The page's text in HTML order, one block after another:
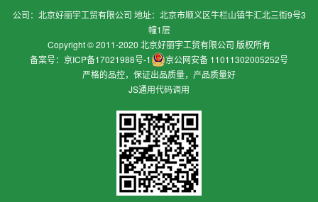
公司：北京好丽宇工贸有限公司 地址：北京市顺义区牛栏山镇牛汇北三街9号3
幢1层
Copyright © 2011-2020 北京好丽宇工贸有限公司 版权所有
备案号：京ICP备17021988号-1
京公网安备 11011302005252号
严格的品控，保证出品质量，产品质量好
JS通用代码调用